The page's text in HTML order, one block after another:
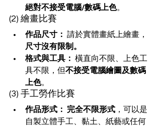
絕對不接受電腦/數碼上色。
(2) 繪畫比賽
作品尺寸： 請於實體畫紙上繪畫，
尺寸沒有限制。
格式與工具： 橫直向不限、上色工
具不限，但不接受電腦繪圖及數碼
上色。
(3) 手工勞作比賽
作品形式： 完全不限形式 ，可以是
自製立體手工、黏土、紙藝或任何